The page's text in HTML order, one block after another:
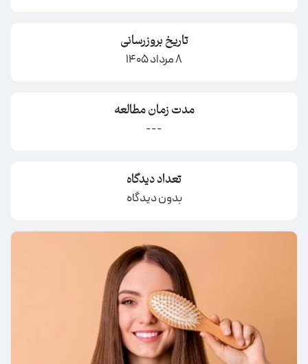
تاریخ بروزرسانی
8 مرداد 1405
مدت زمان مطالعه
---
تعداد دیدگاه
بدون دیدگاه